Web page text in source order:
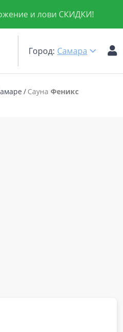
и лови СКИДКИ!
Город: Самара
Сауна Феникс